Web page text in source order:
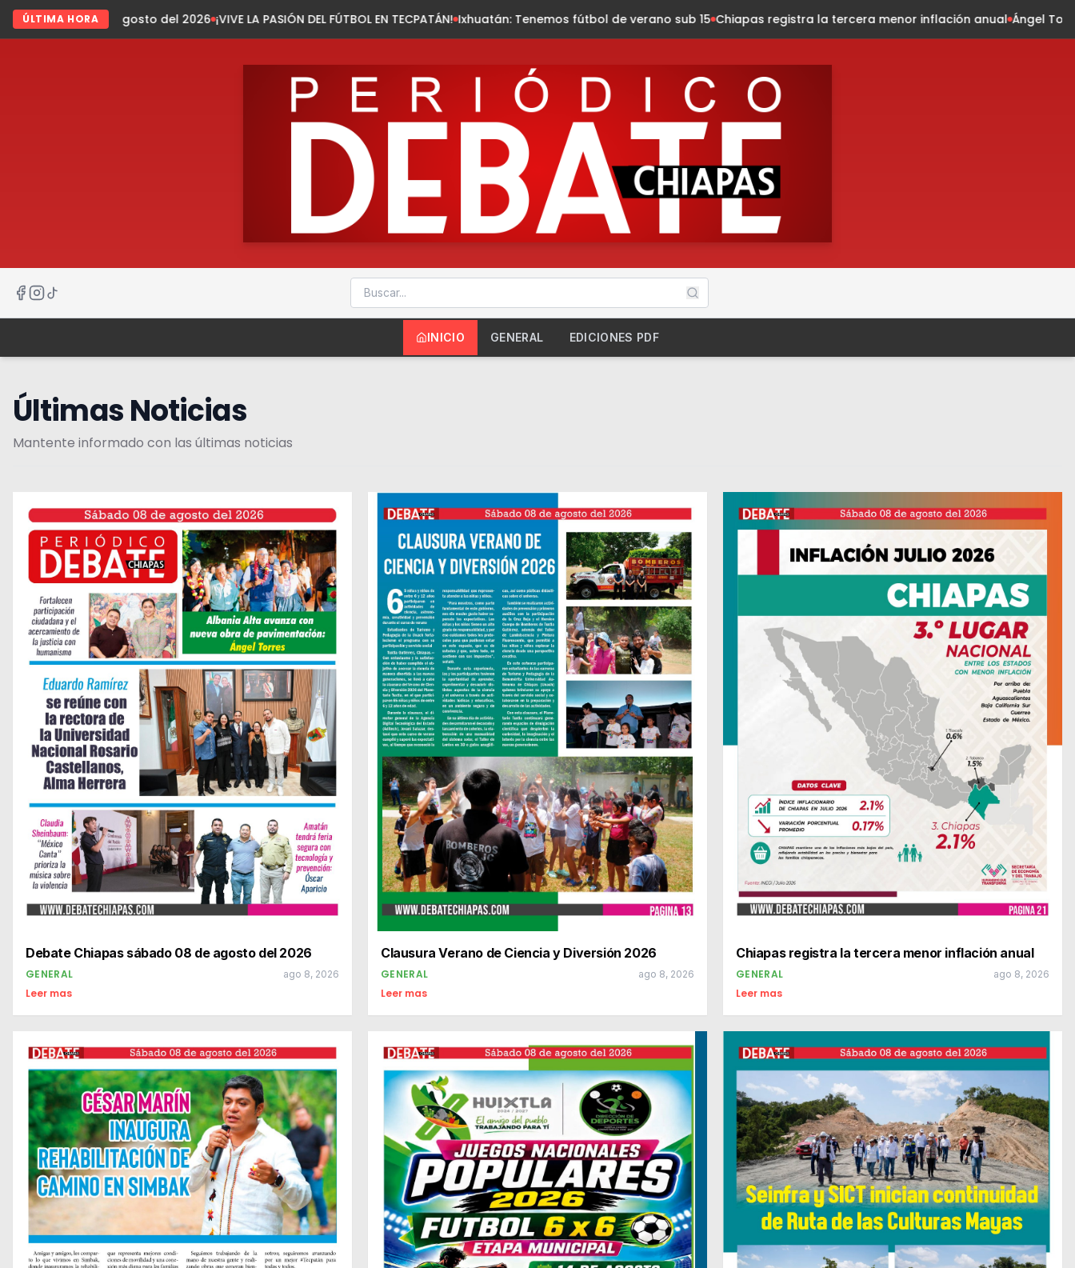
ÚLTIMA HORA
del 2026 ¡VIVE LA PASIÓN DEL FÚTBOL EN TECPATÁN! Ixhuatán: Tenemos fútbol de verano sub 15 Chiapas registra la tercera menor inflación anual Ángel Torres celebra con
INICIO GENERAL EDICIONES PDF
Últimas Noticias
Mantente informado con las últimas noticias
Debate Chiapas sábado 08 de agosto del 2026
GENERAL ago 8, 2026
Leer mas
Clausura Verano de Ciencia y Diversión 2026
GENERAL ago 8, 2026
Leer mas
Chiapas registra la tercera menor inflación anual
GENERAL ago 8, 2026
Leer mas